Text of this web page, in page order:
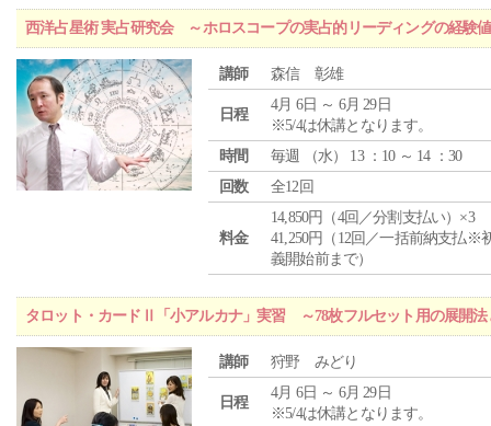
西洋占星術 実占研究会 ～ホロスコープの実占的リーディングの経験
講師 森信 彰雄
日程
4月 6日 ～ 6月 29日
※5/4は休講となります。
時間
毎週 （水） 13 ：10 ～ 14 ：30
回数
全12回
料金
14,850円（4回／分割支払い）×3
41,250円（12回／一括前納支払※
義開始前まで）
タロット・カードⅡ「小アルカナ」実習 ～78枚フルセット用の展開法
講師 狩野 みどり
日程
4月 6日 ～ 6月 29日
※5/4は休講となります。